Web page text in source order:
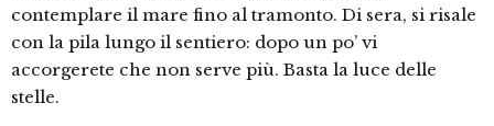
contemplare il mare fino al tramonto. Di sera, si risale
con la pila lungo il sentiero: dopo un po’ vi
accorgerete che non serve più. Basta la luce delle
stelle.